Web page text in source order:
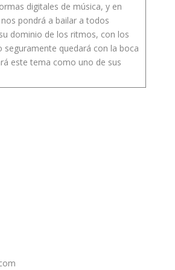
digitales de música, y en
nos pondrá a bailar a todos
dominio de los ritmos, con los
seguramente quedará con la boca
este tema como uno de sus